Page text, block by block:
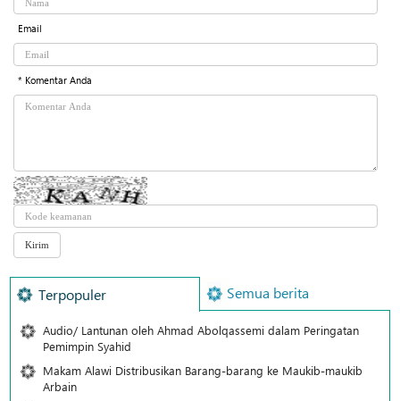
Email
* Komentar Anda
Terpopuler Semua berita
Audio/ Lantunan oleh Ahmad Abolqassemi dalam Peringatan
Pemimpin Syahid
Makam Alawi Distribusikan Barang-barang ke Maukib-maukib
Arbain